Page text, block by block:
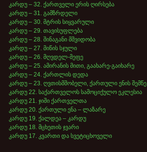
კარდუ – 32. ქართველი ერის ღირსება
კარდუ – 31. გამზრდელი
კარდუ – 30. მტრის სიყვარული
კარდუ – 29. თავისუფლება
კარდუ – 28. შინაგანი მშვიდობა
კარდუ – 27. მიწის სჯული
კარდუ – 26. მღვდელ-მეფე
კარდუ – 25. ამირანის მითი, გაახარე-გაიხარე
კარდუ – 24. ქართლის დედა
კარდუ – 23. ღვთისმშობელი, ქართული ენის შემწე
კარდუ 22. საქართველოს სამოციქულო ეკლესია
კარდუ 21. ჯიში ქართველთა
კარდუ 20. ქართული ენა – ლაზარე
კარდუ 19. ქალდეა – კარდუ
კარდუ 18. მცხეთის ჯვარი
კარდუ 17. კვართი და სვეტიცხოველი